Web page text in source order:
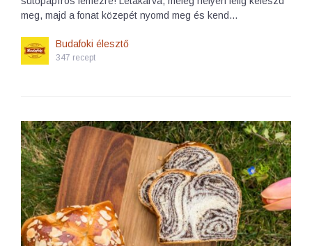
meg, majd a fonat közepét nyomd meg és kend…
Budafoki élesztő
347 recept